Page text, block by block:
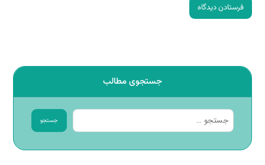
فرستادن دیدگاه
جستجوی مطالب
جستجو